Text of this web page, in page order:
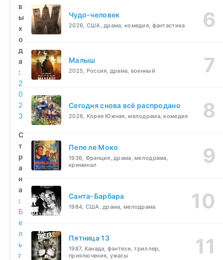
в
ы
х
о
д
а
:
2
0
2
3
С
т
р
а
н
а
:
Б
е
л
ь
г
Чудо-человек
2026, США, драма, комедия, фантастика
Малыш
2025, Россия, драма, военный
Сегодня снова всё распродано
2026, Корея Южная, мелодрама, комедия
Пепе ле Моко
1936, Франция, драма, мелодрама,
криминал
Санта-Барбара
1984, США, драма, мелодрама
Пятница 13
1987, Канада, фэнтези, триллер,
приключения, ужасы